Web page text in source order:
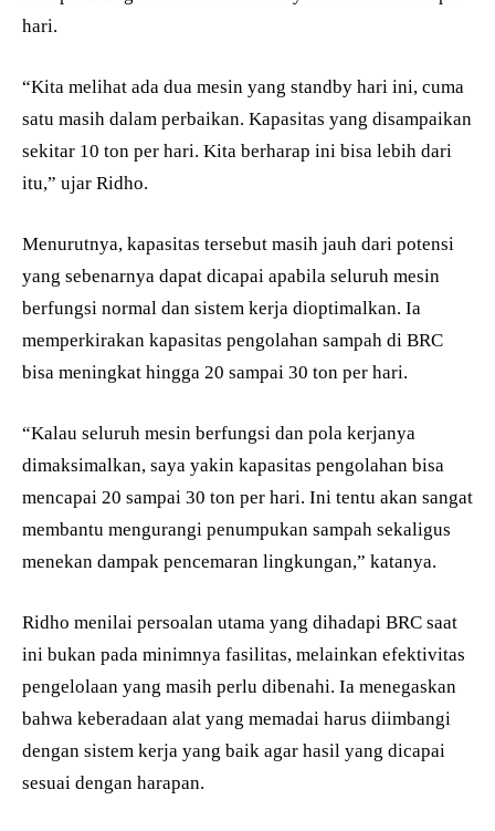
hari.
“Kita melihat ada dua mesin yang standby hari ini, cuma
satu masih dalam perbaikan. Kapasitas yang disampaikan
sekitar 10 ton per hari. Kita berharap ini bisa lebih dari
itu,” ujar Ridho.
Menurutnya, kapasitas tersebut masih jauh dari potensi
yang sebenarnya dapat dicapai apabila seluruh mesin
berfungsi normal dan sistem kerja dioptimalkan. Ia
memperkirakan kapasitas pengolahan sampah di BRC
bisa meningkat hingga 20 sampai 30 ton per hari.
“Kalau seluruh mesin berfungsi dan pola kerjanya
dimaksimalkan, saya yakin kapasitas pengolahan bisa
mencapai 20 sampai 30 ton per hari. Ini tentu akan sangat
membantu mengurangi penumpukan sampah sekaligus
menekan dampak pencemaran lingkungan,” katanya.
Ridho menilai persoalan utama yang dihadapi BRC saat
ini bukan pada minimnya fasilitas, melainkan efektivitas
pengelolaan yang masih perlu dibenahi. Ia menegaskan
bahwa keberadaan alat yang memadai harus diimbangi
dengan sistem kerja yang baik agar hasil yang dicapai
sesuai dengan harapan.